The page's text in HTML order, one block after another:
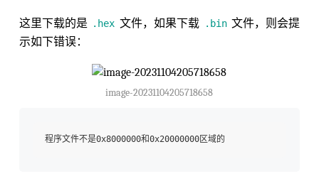
这里下载的是 .hex 文件，如果下载 .bin 文件，则会提
示如下错误：
image-20231104205718658